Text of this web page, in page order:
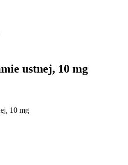
ustnej, 10 mg
10 mg